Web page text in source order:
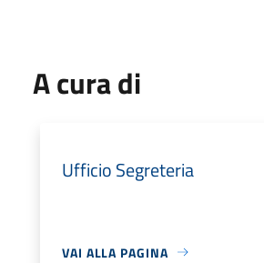
A cura di
Ufficio Segreteria
VAI ALLA PAGINA